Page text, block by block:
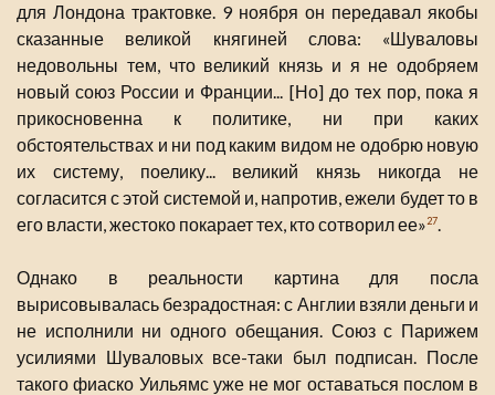
для Лондона трактовке. 9 ноября он передавал якобы
сказанные великой княгиней слова: «Шуваловы
недовольны тем, что великий князь и я не одобряем
новый союз России и Франции... [Но] до тех пор, пока я
прикосновенна к политике, ни при каких
обстоятельствах и ни под каким видом не одобрю новую
их систему, поелику... великий князь никогда не
согласится с этой системой и, напротив, ежели будет то в
его власти, жестоко покарает тех, кто сотворил ее»27.
Однако в реальности картина для посла
вырисовывалась безрадостная: с Англии взяли деньги и
не исполнили ни одного обещания. Союз с Парижем
усилиями Шуваловых все-таки был подписан. После
такого фиаско Уильямс уже не мог оставаться послом в